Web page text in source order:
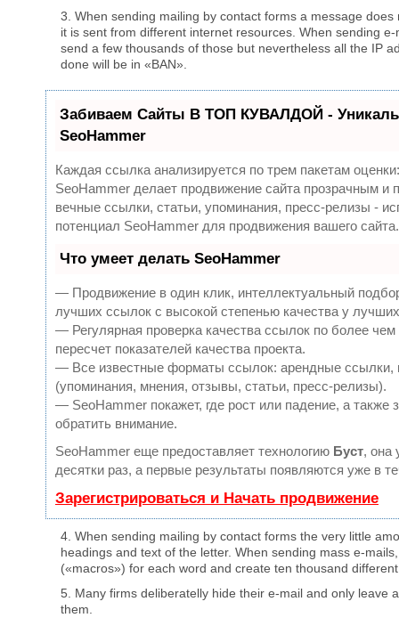
3. When sending mailing by contact forms a message
it is sent from different internet resources. When sending
send a few thousands of those but nevertheless all the IP
done will be in «BAN».
Забиваем Сайты В ТОП КУВАЛДОЙ -
SeoHammer
Каждая ссылка анализируется по трем пакетам
SeoHammer делает продвижение сайта прозрачным и
вечные ссылки, статьи, упоминания, пресс-релизы -
потенциал SeoHammer для продвижения вашего сайта.
Что умеет делать SeoHammer
— Продвижение в один клик, интеллектуальный
лучших ссылок с высокой степенью качества у
— Регулярная проверка качества ссылок по более
пересчет показателей качества проекта.
— Все известные форматы ссылок: арендные ссылки,
(упоминания, мнения, отзывы, статьи, пресс-релизы).
— SeoHammer покажет, где рост или падение, а также
обратить внимание.
SeoHammer еще предоставляет технологию Буст, она
десятки раз, а первые результаты появляются уже в
Зарегистрироваться и Начать продвижение
4. When sending mailing by contact forms the very little
headings and text of the letter. When sending mass e-
(«macros») for each word and create ten thousand
5. Many firms deliberatelly hide their e-mail and only leave
them.